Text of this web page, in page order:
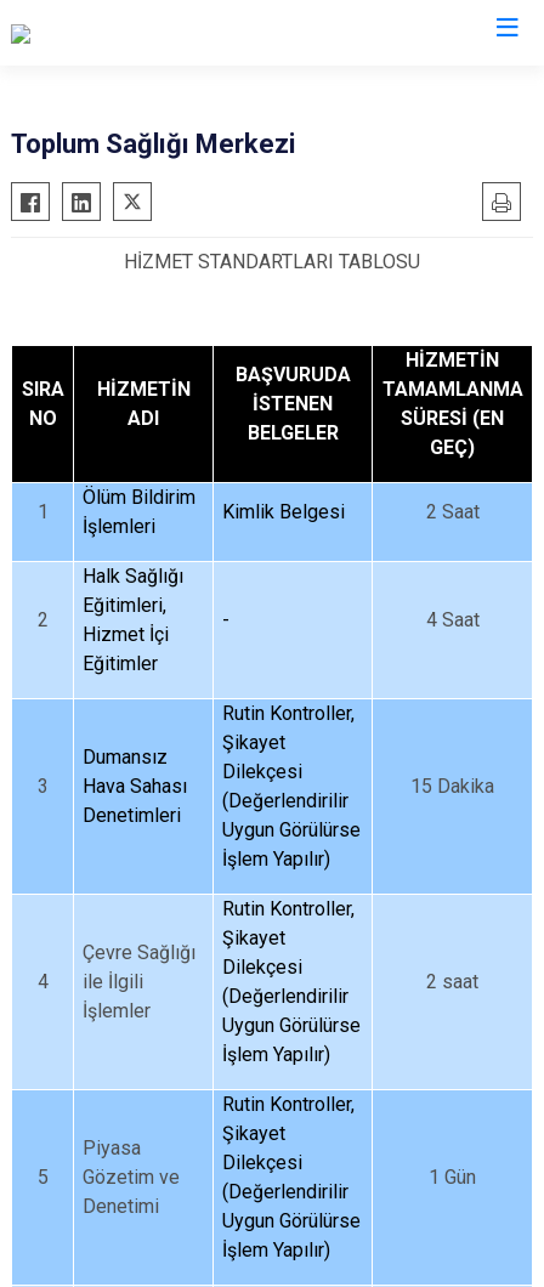
Akkışla
Bünyan
Hacılar
İncesu
Kocasinan
Sarıoğlan
Talas
Tomarza
Yahyalı
Toplum Sağlığı Merkezi
HİZMET STANDARTLARI TABLOSU
SIRA
NO
HİZMETİN
ADI
BAŞVURUDA
İSTENEN
BELGELER
HİZMETİN
TAMAMLANMA
SÜRESİ (EN
GEÇ)
1
Ölüm Bildirim
İşlemleri
Kimlik Belgesi 2 Saat
2
Halk Sağlığı
Eğitimleri,
Hizmet İçi
Eğitimler
- 4 Saat
3
Dumansız
Hava Sahası
Denetimleri
Rutin Kontroller,
Şikayet
Dilekçesi
(Değerlendirilir
Uygun Görülürse
İşlem Yapılır)
15 Dakika
4
Çevre Sağlığı
ile İlgili
İşlemler
Rutin Kontroller,
Şikayet
Dilekçesi
(Değerlendirilir
Uygun Görülürse
İşlem Yapılır)
2 saat
5
Piyasa
Gözetim ve
Denetimi
Rutin Kontroller,
Şikayet
Dilekçesi
(Değerlendirilir
Uygun Görülürse
İşlem Yapılır)
1 Gün